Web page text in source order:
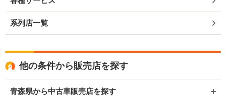
系列店一覧
他の条件から販売店を探す
青森県から中古車販売店を探す